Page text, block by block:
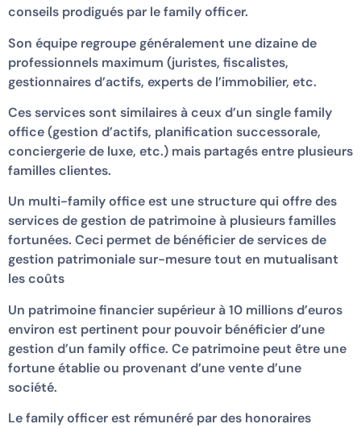
conseils prodigués par le family officer.
Son équipe regroupe généralement une dizaine de
professionnels maximum (juristes, fiscalistes,
gestionnaires d’actifs, experts de l’immobilier, etc.
Ces services sont similaires à ceux d’un single family
office (gestion d’actifs, planification successorale,
conciergerie de luxe, etc.) mais partagés entre plusieurs
familles clientes.
Un multi-family office est une structure qui offre des
services de gestion de patrimoine à plusieurs familles
fortunées. Ceci permet de bénéficier de services de
gestion patrimoniale sur-mesure tout en mutualisant
les coûts
Un patrimoine financier supérieur à 10 millions d’euros
environ est pertinent pour pouvoir bénéficier d’une
gestion d’un family office. Ce patrimoine peut être une
fortune établie ou provenant d’une vente d’une
société.
Le family officer est rémunéré par des honoraires